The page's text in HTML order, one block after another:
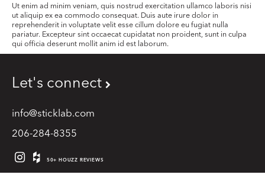
Ut enim ad minim veniam, quis nostrud exercitation ullamco laboris nisi
ut aliquip ex ea commodo consequat. Duis aute irure dolor in
reprehenderit in voluptate velit esse cillum dolore eu fugiat nulla
pariatur. Excepteur sint occaecat cupidatat non proident, sunt in culpa
qui officia deserunt mollit anim id est laborum.
Let's connect
info@sticklab.com
206-284-8355
50+ HOUZZ REVIEWS